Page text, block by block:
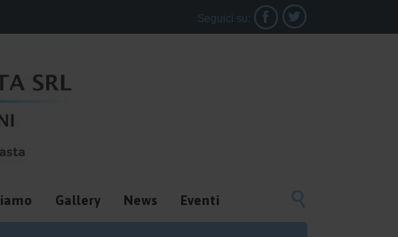
Seguici su:  
Gallery News Eventi 